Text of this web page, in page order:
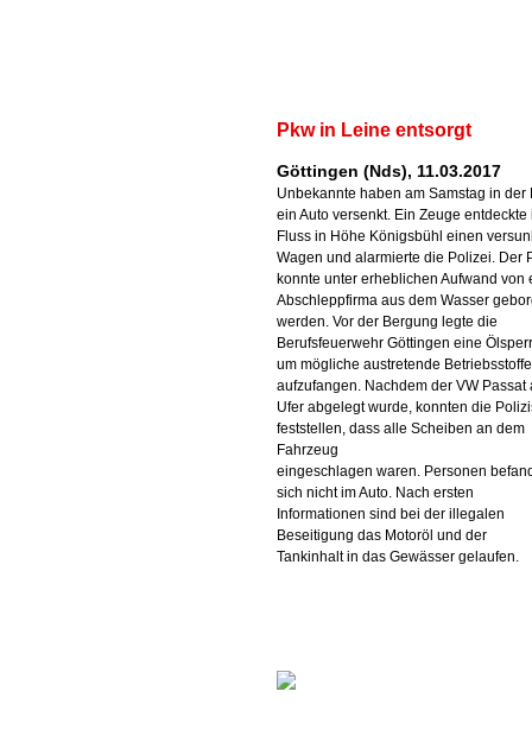
Pkw in Leine entsorgt
Göttingen (Nds), 11.03.2017
Unbekannte haben am Samstag in der
ein Auto versenkt. Ein Zeuge entdeckte
Fluss in Höhe Königsbühl einen
Wagen und alarmierte die Polizei. Der
konnte unter erheblichen Aufwand von
Abschleppfirma aus dem Wasser
werden. Vor der Bergung legte die
Berufsfeuerwehr Göttingen eine
um mögliche austretende Betriebsstoffe
aufzufangen. Nachdem der VW Passat
Ufer abgelegt wurde, konnten die
feststellen, dass alle Scheiben an dem
Fahrzeug
eingeschlagen waren. Personen
sich nicht im Auto. Nach ersten
Informationen sind bei der illegalen
Beseitigung das Motoröl und der
Tankinhalt in das Gewässer gelaufen.